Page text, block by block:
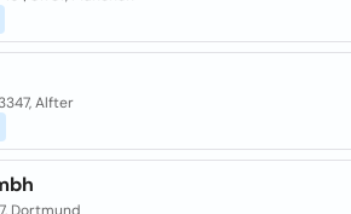
Alfter